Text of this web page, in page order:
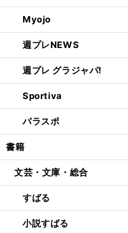
Myojo
週プレNEWS
週プレ グラジャパ!
Sportiva
パラスポ
書籍
文芸・文庫・総合
すばる
小説すばる